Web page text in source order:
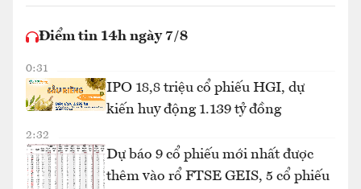
Điểm tin 14h ngày 7/8
0:31
IPO 18,8 triệu cổ phiếu HGI, dự
kiến huy động 1.139 tỷ đồng
2:32
Dự báo 9 cổ phiếu mới nhất được
thêm vào rổ FTSE GEIS, 5 cổ phiếu